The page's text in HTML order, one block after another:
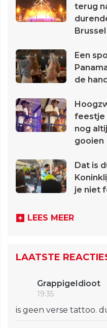
terug
Brussel
Een
de
feestje
nog
gooien
Dat is
je niet
LEES MEER
LAATSTE
GrappigeIdioot
19:35
is geen verse tattoo.